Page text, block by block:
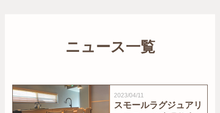
ニュース一覧
2023/04/11
スモールラグジュアリ